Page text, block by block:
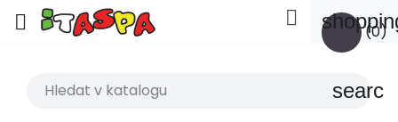
 (0)

search